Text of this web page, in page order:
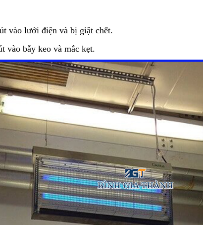
vào lưới điện và bị giật chết.
vào bẫy keo và mắc kẹt.